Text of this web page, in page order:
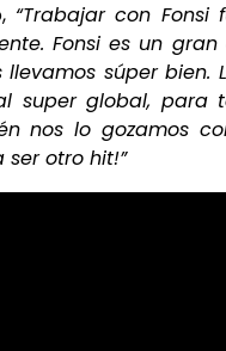
“Trabajar con
Fonsi es un
súper
super global, para
nos lo gozamos
otro hit!”